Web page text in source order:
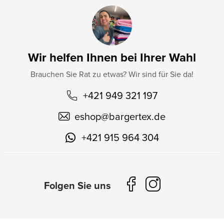
Wir helfen Ihnen bei Ihrer Wahl
Brauchen Sie Rat zu etwas? Wir sind für Sie da!
+421 949 321 197
eshop@bargertex.de
+421 915 964 304